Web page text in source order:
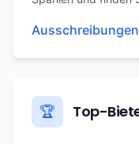
🏆 Top-